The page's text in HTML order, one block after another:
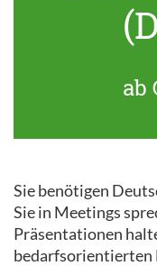
ab
Sie benötigen
Sie in Meetings
Präsentationen
bedarfsorientierten